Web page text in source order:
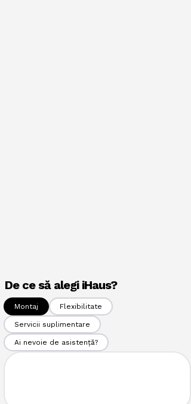
De ce să alegi iHaus?
Montaj Flexibilitate
Servicii suplimentare
Ai nevoie de asistență?